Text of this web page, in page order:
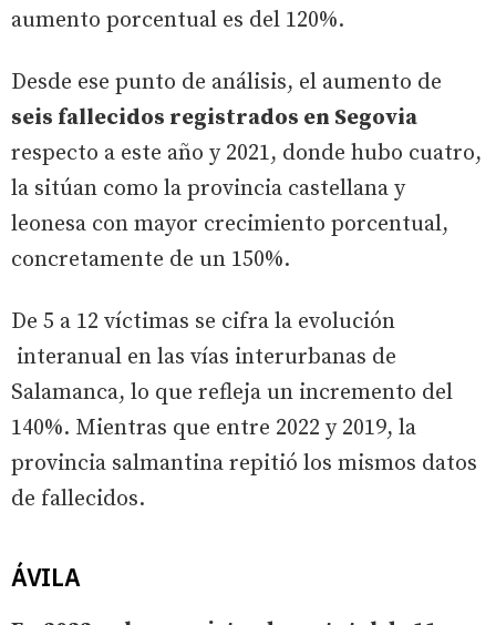
aumento porcentual es del 120%.
Desde ese punto de análisis, el aumento de
seis fallecidos registrados en Segovia
respecto a este año y 2021, donde hubo cuatro,
la sitúan como la provincia castellana y
leonesa con mayor crecimiento porcentual,
concretamente de un 150%.
De 5 a 12 víctimas se cifra la evolución
interanual en las vías interurbanas de
Salamanca, lo que refleja un incremento del
140%. Mientras que entre 2022 y 2019, la
provincia salmantina repitió los mismos datos
de fallecidos.
ÁVILA